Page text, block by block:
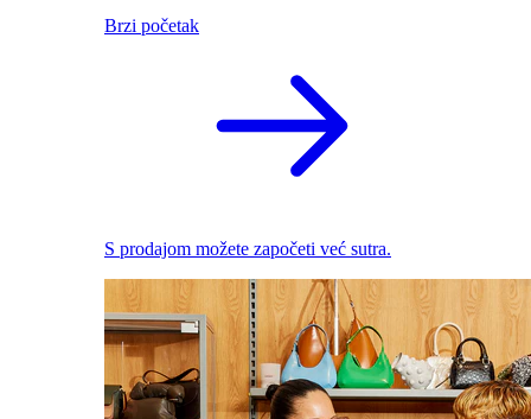
Brzi početak
S prodajom možete započeti već sutra.